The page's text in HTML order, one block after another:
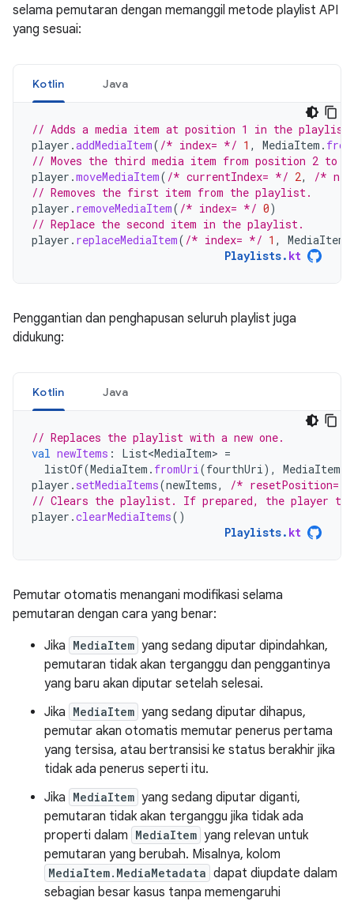
selama pemutaran dengan memanggil metode playlist API
yang sesuai:
Kotlin Java
// Adds a media item at position 1 in the
player .addMediaItem( /* index= */ 1 , MediaItem .
// Moves the third media item from position 2
player .moveMediaItem( /* currentIndex= */ 2,
/*
// Removes the first item from the playlist.
player . removeMediaItem( /* index= */ 0)
// Replace the second item in the playlist.
player . replaceMediaItem( /* index= */ 1 , MediaItem
Playlists. kt
Penggantian dan penghapusan seluruh playlist juga
didukung:
Kotlin Java
// Replaces the playlist with a new one.
val newItems : List<MediaItem> =
listOf(MediaItem . fromUri(fourthUri), MediaItem
player . setMediaItems(newItems,
/* resetPosition=
// Clears the playlist. If prepared, the player
player .clearMediaItems()
Playlists. kt
Pemutar otomatis menangani modifikasi selama
pemutaran dengan cara yang benar:
Jika MediaItem yang sedang diputar dipindahkan,
pemutaran tidak akan terganggu dan penggantinya
yang baru akan diputar setelah selesai.
Jika MediaItem yang sedang diputar dihapus,
pemutar akan otomatis memutar penerus pertama
yang tersisa, atau bertransisi ke status berakhir jika
tidak ada penerus seperti itu.
Jika MediaItem yang sedang diputar diganti,
pemutaran tidak akan terganggu jika tidak ada
properti dalam MediaItem yang relevan untuk
pemutaran yang berubah. Misalnya, kolom
MediaItem.MediaMetadata dapat diupdate dalam
sebagian besar kasus tanpa memengaruhi